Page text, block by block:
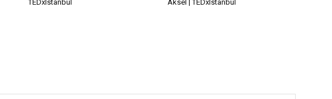
TEDxIstanbul
Aksel | TEDxIstanbul